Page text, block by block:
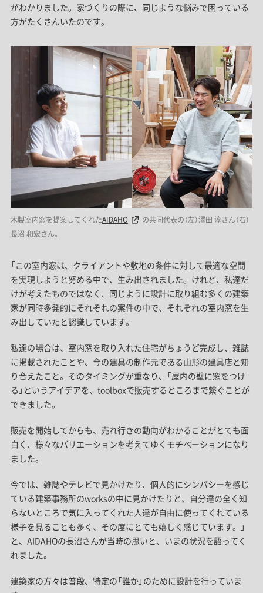
がわかりました。家づくりの際に、同じような悩みで困っている
方がたくさんいたのです。
木製室内窓を提案してくれたAIDAHO
の共同代表の（左）澤田 淳さん（右）
長沼 和宏さん。
「この室内窓は、クライアントや敷地の条件に対して最適な空間
を実現しようと努める中で、生み出されました。けれど、私達だ
けが考えたものではなく、同じように設計に取り組む多くの建築
家が同時多発的にそれぞれの案件の中で、それぞれの室内窓を生
み出していたと認識しています。
私達の場合は、室内窓を取り入れた住宅がちょうど完成し、雑誌
に掲載されたことや、今の建具の制作元である山形の建具店と知
り合えたこと。そのタイミングが重なり、「屋内の壁に窓をつけ
る」というアイデアを、toolboxで販売するところまで繋ぐことが
できました。
販売を開始してからも、売れ行きの動向がわかることがとても面
白く、様々なバリエーションを考えてゆくモチベーションになり
ました。
今では、雑誌やテレビで見かけたり、個人的にシンパシーを感じ
ている建築事務所のworksの中に見かけたりと、自分達の全く知
らないところで気に入ってくれた人達が自由に使ってくれている
様子を見ることも多く、その度にとても嬉しく感じています。」
と、AIDAHOの長沼さんが当時の思いと、いまの状況を語ってく
れました。
建築家の方々は普段、特定の「誰か」のために設計を行っていま